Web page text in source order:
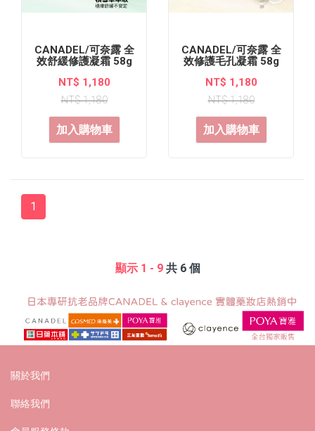
CANADEL/可奈露 全
效舒緩修護凝霜 58g
NT$ 1,180
NT$ 1,180
加入購物車
CANADEL/可奈露 全
效修護毛孔凝霜 58g
NT$ 1,180
NT$ 1,180
加入購物車
1
顯示 1 - 9 共 6 個
關於我們
聯絡我們